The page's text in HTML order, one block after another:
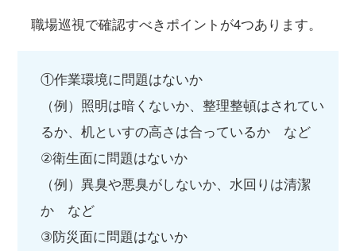
職場巡視で確認すべきポイントが4つあります。
①作業環境に問題はないか
（例）照明は暗くないか、整理整頓はされてい
るか、机といすの高さは合っているか など
②衛生面に問題はないか
（例）異臭や悪臭がしないか、水回りは清潔
か など
③防災面に問題はないか